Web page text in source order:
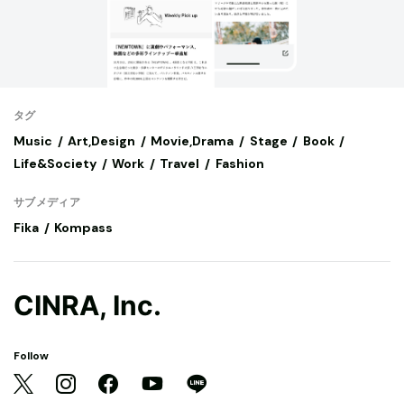
タグ
Music Art,Design Movie,Drama Stage
Book
Life&Society
Work Travel Fashion
サブメディア
Fika Kompass
CINRA, Inc.
Follow